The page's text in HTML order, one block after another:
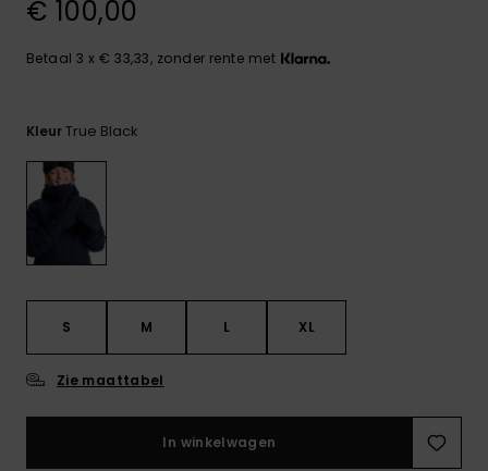
neopreen
accessoires
Shorts
€ 100,00
Betaal 3 x € 33,33, zonder rente met
KleurTrue Black
S M L XL
Zie maattabel
In winkelwagen